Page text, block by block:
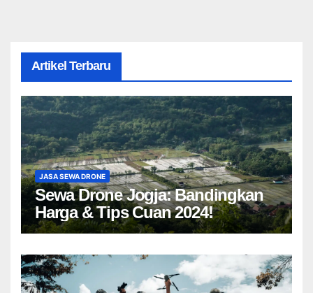
Artikel Terbaru
JASA SEWA DRONE
Sewa Drone Jogja: Bandingkan
Harga & Tips Cuan 2024!